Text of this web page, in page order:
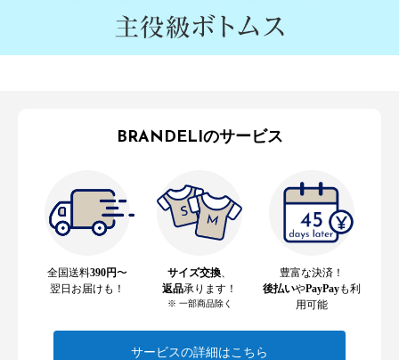
BRANDELIのサービス
全国送料390円〜
翌日お届けも！
サイズ交換
返品承ります！
※ 一部商品除く
豊富な決済！
後払いやPayPayも利
用可能
サービスの詳細はこちら